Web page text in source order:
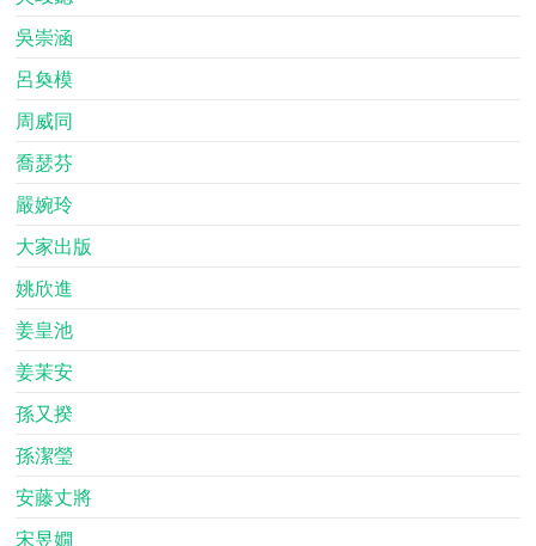
吳崇涵
呂奐模
周威同
喬瑟芬
嚴婉玲
大家出版
姚欣進
姜皇池
姜茉安
孫又揆
孫潔瑩
安藤丈將
宋昱嫺